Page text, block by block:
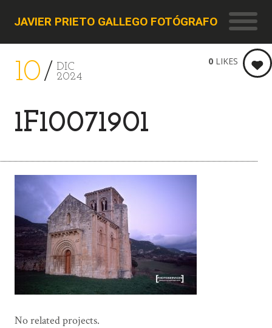
JAVIER PRIETO GALLEGO FOTÓGRAFO
10
DIC
2024
1F10071901
0 LIKES
No related projects.